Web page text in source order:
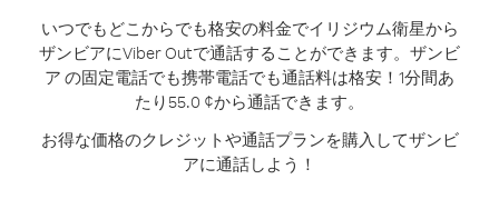
いつでもどこからでも格安の料金でイリジウム衛星から
ザンビアにViber Outで通話することができます。 ザンビ
ア の固定電話でも携帯電話でも通話料は格安！1分間あ
たり55.0 ¢から通話できます。
お得な価格のクレジットや通話プランを購入してザンビ
アに通話しよう！